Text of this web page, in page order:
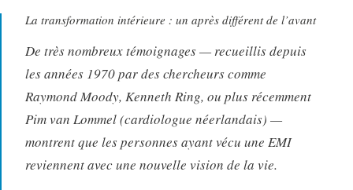
La transformation intérieure : un après différent de l’avant
De très nombreux témoignages — recueillis depuis
les années 1970 par des chercheurs comme
Raymond Moody, Kenneth Ring, ou plus récemment
Pim van Lommel (cardiologue néerlandais) —
montrent que les personnes ayant vécu une EMI
reviennent avec une nouvelle vision de la vie.